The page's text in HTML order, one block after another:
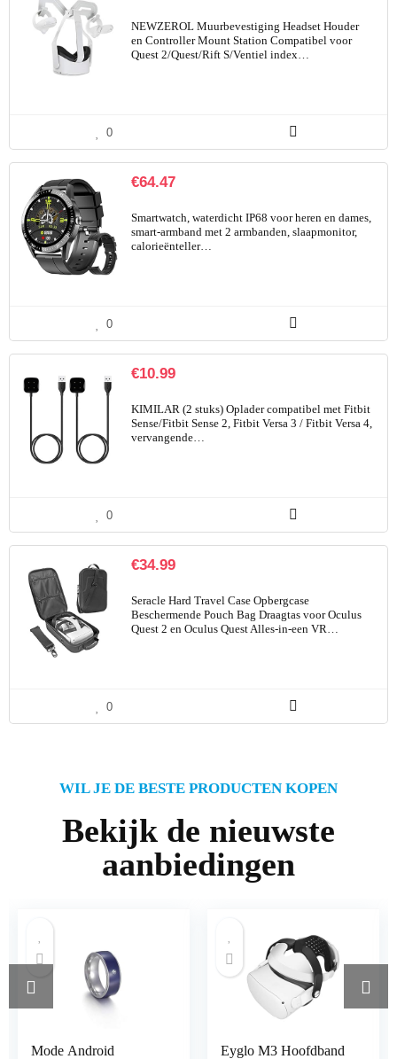
NEWZEROL Muurbevestiging Headset Houder
en Controller Mount Station Compatibel voor
Quest 2/Quest/Rift S/Ventiel index…
0
€64.47
Smartwatch, waterdicht IP68 voor heren en dames,
smart-armband met 2 armbanden, slaapmonitor,
calorieënteller…
0
€10.99
KIMILAR (2 stuks) Oplader compatibel met Fitbit
Sense/Fitbit Sense 2, Fitbit Versa 3 / Fitbit Versa 4,
vervangende…
0
€34.99
Seracle Hard Travel Case Opbergcase
Beschermende Pouch Bag Draagtas voor Oculus
Quest 2 en Oculus Quest Alles-in-een VR…
0
WIL JE DE BESTE PRODUCTEN KOPEN
Bekijk de nieuwste
aanbiedingen
Mode Android
Eyglo M3 Hoofdband